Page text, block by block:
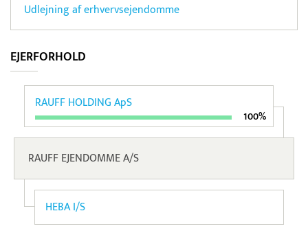
Udlejning af erhvervsejendomme
EJERFORHOLD
RAUFF HOLDING ApS
100%
RAUFF EJENDOMME A/S
HEBA I/S